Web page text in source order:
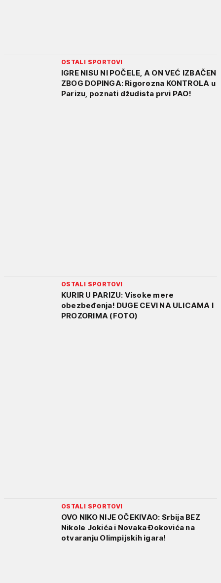
OSTALI SPORTOVI
IGRE NISU NI POČELE, A ON VEĆ IZBAČEN
ZBOG DOPINGA: Rigorozna KONTROLA u
Parizu, poznati džudista prvi PAO!
OSTALI SPORTOVI
KURIR U PARIZU: Visoke mere
obezbeđenja! DUGE CEVI NA ULICAMA I
PROZORIMA (FOTO)
OSTALI SPORTOVI
OVO NIKO NIJE OČEKIVAO: Srbija BEZ
Nikole Jokića i Novaka Đokovića na
otvaranju Olimpijskih igara!